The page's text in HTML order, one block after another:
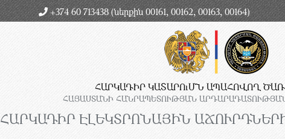
+374 60 713438 (ներքին 00161, 00162, 00163, 00164)
ՀԱՐԿԱԴԻՐ ԿԱՏԱՐՈւՄՆ ԱՊԱՀՈՎՈՂ
ՀԱՅԱՍՏԱՆԻ ՀԱՆՐԱՊԵՏՈՒԹՅԱՆ
ՀԱՐԿԱԴԻՐ ԷԼԵԿՏՐՈՆԱՅԻՆ